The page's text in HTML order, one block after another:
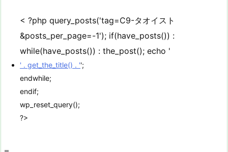
< ?php query_posts('tag=C9-タオイスト
&posts_per_page=-1'); if(have_posts()) :
while(have_posts()) : the_post(); echo '
' . get_the_title() . '';
endwhile;
endif;
wp_reset_query();
?>